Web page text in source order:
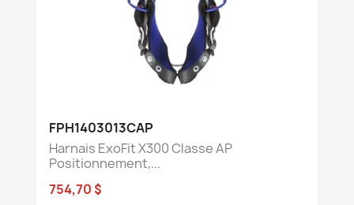
FPH1403013CAP
Harnais ExoFit X300 Classe AP
Positionnement,...
754,70 $